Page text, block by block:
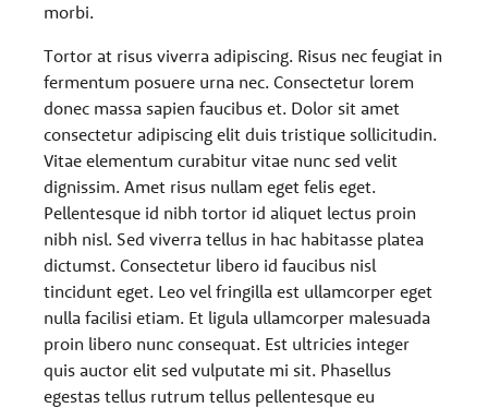
morbi.
Tortor at risus viverra adipiscing. Risus nec feugiat in
fermentum posuere urna nec. Consectetur lorem
donec massa sapien faucibus et. Dolor sit amet
consectetur adipiscing elit duis tristique sollicitudin.
Vitae elementum curabitur vitae nunc sed velit
dignissim. Amet risus nullam eget felis eget.
Pellentesque id nibh tortor id aliquet lectus proin
nibh nisl. Sed viverra tellus in hac habitasse platea
dictumst. Consectetur libero id faucibus nisl
tincidunt eget. Leo vel fringilla est ullamcorper eget
nulla facilisi etiam. Et ligula ullamcorper malesuada
proin libero nunc consequat. Est ultricies integer
quis auctor elit sed vulputate mi sit. Phasellus
egestas tellus rutrum tellus pellentesque eu